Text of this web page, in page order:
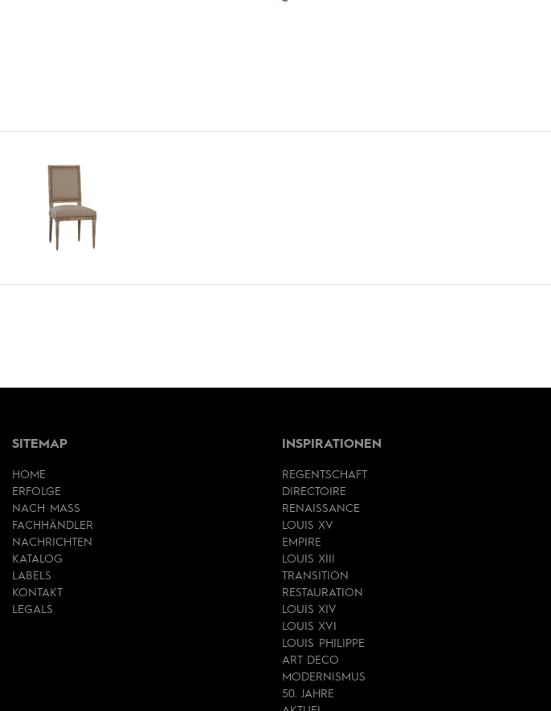
SITEMAP
HOME
ERFOLGE
NACH MASS
FACHHÄNDLER
NACHRICHTEN
KATALOG
LABELS
KONTAKT
LEGALS
INSPIRATIONEN
REGENTSCHAFT
DIRECTOIRE
RENAISSANCE
LOUIS XV
EMPIRE
LOUIS XIII
TRANSITION
RESTAURATION
LOUIS XIV
LOUIS XVI
LOUIS PHILIPPE
ART DECO
MODERNISMUS
50. JAHRE